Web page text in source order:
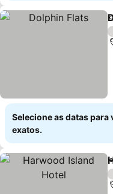
Selecione as datas para
exatos.